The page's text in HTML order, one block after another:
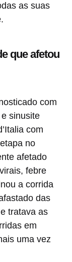
as suas
que afetou
com
sinusite
com
no
afetado
febre
a corrida
das
tratava as
em
uma vez